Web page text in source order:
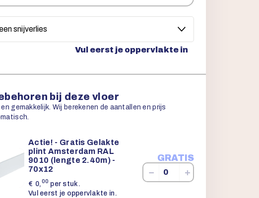
Vul eerst je oppervlakte in
bij deze vloer
gemakkelijk. Wij berekenen de aantallen en prijs
Actie! - Gratis Gelakte
plint Amsterdam RAL
9010 (lengte 2.40m) -
70x12
€ 0,00 per stuk.
Vul eerst je oppervlakte in.
GRATIS
− +